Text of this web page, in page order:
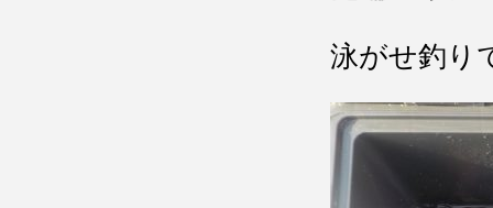
泳がせ釣り